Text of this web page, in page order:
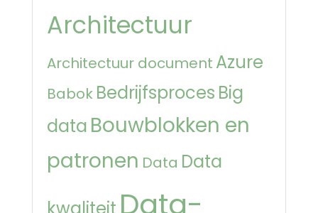
Architectuur
Architectuur document Azure
Babok Bedrijfsproces Big
data Bouwblokken en
patronen Data Data
Data-